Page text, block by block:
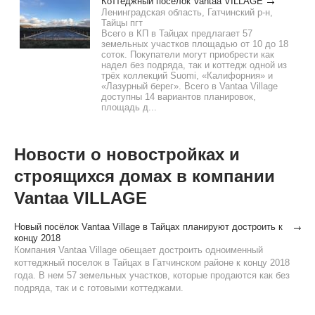
Ленинградская область, Гатчинский р-н,
Тайцы пгт
Всего в КП в Тайцах предлагает 57
земельных участков площадью от 10 до 18
соток. Покупатели могут приобрести как
надел без подряда, так и коттедж одной из
трёх коллекций Suomi, «Калифорния» и
«Лазурный берег». Всего в Vantaa Villagе
доступны 14 вариантов планировок,
площадь д...
Новости о новостройках и
строящихся домах в компании
Vantaa VILLAGE
Новый посёлок Vantaa Village в Тайцах планируют достроить к
концу 2018
Компания Vantaa Village обещает достроить одноименный
коттеджный поселок в Тайцах в Гатчинском районе к концу 2018
года. В нем 57 земельных участков, которые продаются как без
подряда, так и с готовыми коттеджами.